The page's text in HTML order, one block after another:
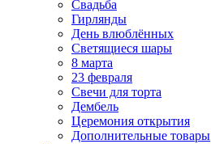
Свадьба
Гирлянды
День влюблённых
Светящиеся шары
8 марта
23 февраля
Свечи для торта
Дембель
Церемония открытия
Дополнительные товары